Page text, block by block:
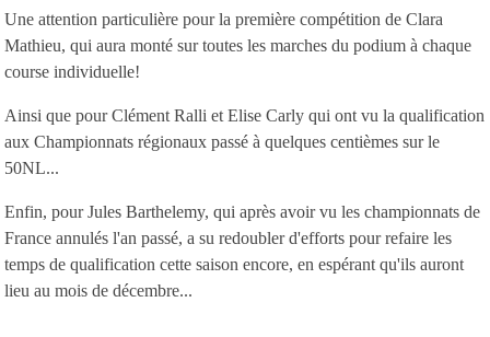
Une attention particulière pour la première compétition de Clara
Mathieu, qui aura monté sur toutes les marches du podium à chaque
course individuelle!
Ainsi que pour Clément Ralli et Elise Carly qui ont vu la qualification
aux Championnats régionaux passé à quelques centièmes sur le
50NL...
Enfin, pour Jules Barthelemy, qui après avoir vu les championnats de
France annulés l'an passé, a su redoubler d'efforts pour refaire les
temps de qualification cette saison encore, en espérant qu'ils auront
lieu au mois de décembre...